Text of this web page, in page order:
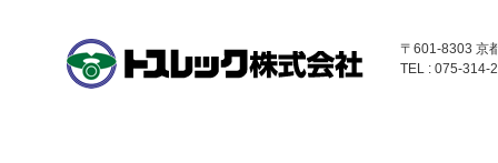
〒601-8303 京
TEL : 075-314-